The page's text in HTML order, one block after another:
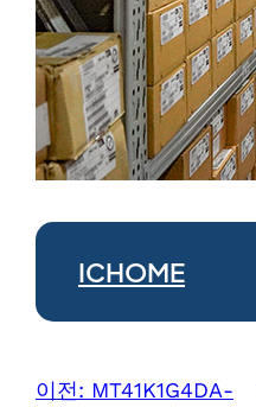
ICHOME
이전: MT41K1G4DA-